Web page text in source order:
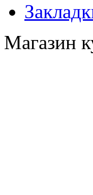
Магазин